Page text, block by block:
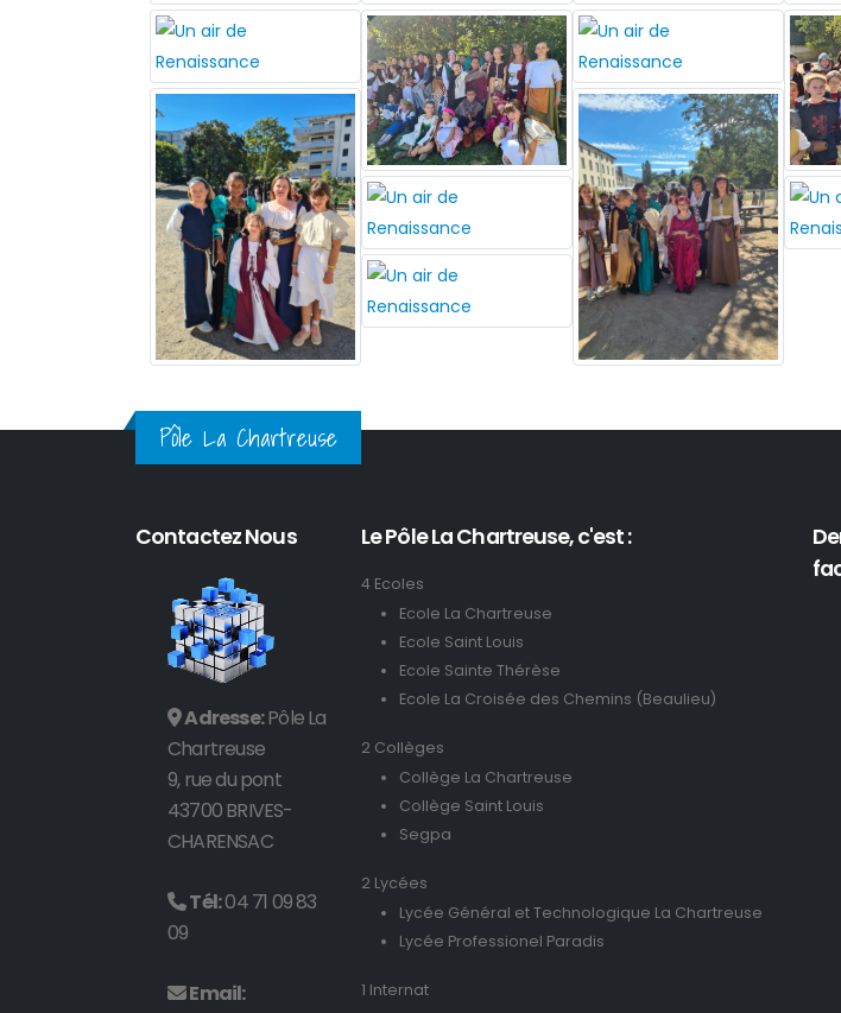
Pôle La Chartreuse
Contactez Nous
Adresse:Pôle La
Chartreuse
9, rue du pont
43700 BRIVES-
CHARENSAC
Tél:04 71 09 83
09
Email:
Le Pôle La Chartreuse, c'est :
4 Ecoles
Ecole La Chartreuse
Ecole Saint Louis
Ecole Sainte Thérèse
Ecole La Croisée des Chemins (Beaulieu)
2 Collèges
Collège La Chartreuse
Collège Saint Louis
Segpa
2 Lycées
Lycée Général et Technologique La Chartreuse
Lycée Professionel Paradis
1 Internat